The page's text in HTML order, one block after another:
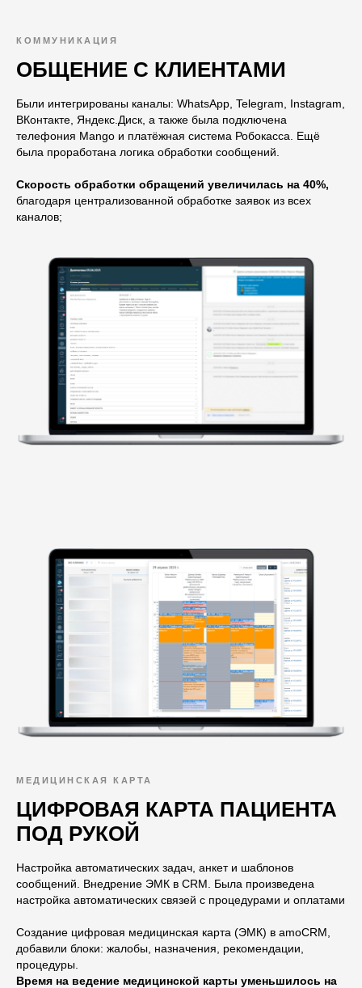
КОММУНИКАЦИЯ
ОБЩЕНИЕ С КЛИЕНТАМИ
Были интегрированы каналы: WhatsApp, Telegram, Instagram,
ВКонтакте, Яндекс.Диск, а также была подключена
телефония Mango и платёжная система Робокасса. Ещё
была проработана логика обработки сообщений.
Скорость обработки обращений увеличилась на 40%,
благодаря централизованной обработке заявок из всех
каналов;
МЕДИЦИНСКАЯ КАРТА
ЦИФРОВАЯ КАРТА ПАЦИЕНТА
ПОД РУКОЙ
Настройка автоматических задач, анкет и шаблонов
сообщений. Внедрение ЭМК в CRM. Была произведена
настройка автоматических связей с процедурами и оплатами
Создание цифровая медицинская карта (ЭМК) в amoCRM,
добавили блоки: жалобы, назначения, рекомендации,
процедуры.
Время на ведение медицинской карты уменьшилось на